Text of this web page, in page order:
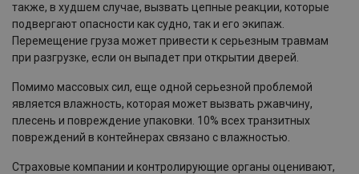
также, в худшем случае, вызвать цепные реакции, которые
подвергают опасности как судно, так и его экипаж.
Перемещение груза может привести к серьезным травмам
при разгрузке, если он выпадет при открытии дверей.
Помимо массовых сил, еще одной серьезной проблемой
является влажность, которая может вызвать ржавчину,
плесень и повреждение упаковки. 10% всех транзитных
повреждений в контейнерах связано с влажностью.
Страховые компании и контролирующие органы оценивают,